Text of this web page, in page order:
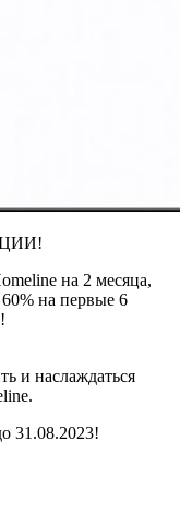
на 2 месяца,
на первые 6
и наслаждаться
31.08.2023!